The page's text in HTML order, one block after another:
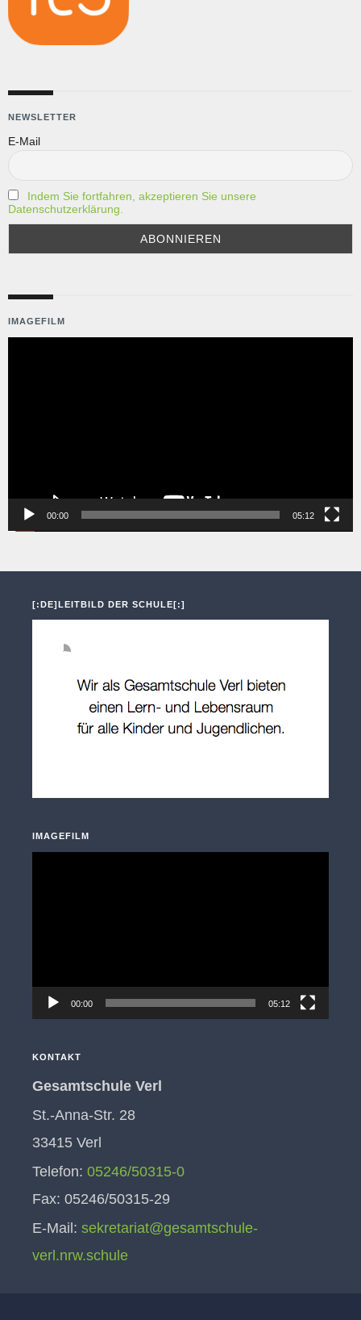
NEWSLETTER
E-Mail
Indem Sie fortfahren, akzeptieren Sie unsere
Datenschutzerklärung.
IMAGEFILM
00:00 05:12
[:DE]LEITBILD DER SCHULE[:]
IMAGEFILM
00:00 05:12
KONTAKT
Gesamtschule Verl
St.-Anna-Str. 28
33415 Verl
Telefon: 05246/50315-0
Fax: 05246/50315-29
E-Mail: sekretariat@gesamtschule-
verl.nrw.schule